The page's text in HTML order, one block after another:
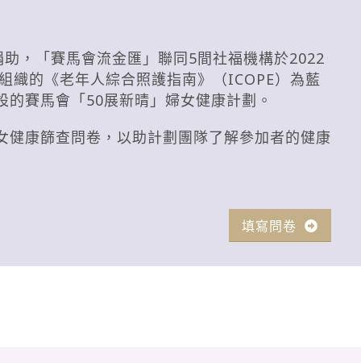
，「賽馬會流金匯」聯同5間社福機構於2022
織的《老年人綜合照護指南》（ICOPE）為藍
賽馬會「50展新晴」婦女健康計劃。
康篩查問卷，以助計劃團隊了解參加者的健康
填寫問卷